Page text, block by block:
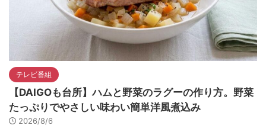
テレビ番組
【DAIGOも台所】ハムと野菜のラグーの作り方。野菜
たっぷりでやさしい味わい簡単洋風煮込み
2026/8/6